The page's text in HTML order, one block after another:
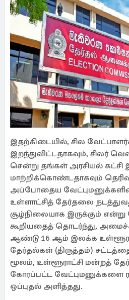
இதற்கிடையில், சில
இறந்துவிட்டதாகவும், சிலர்
சென்று தங்கள் அரசியல்
மாற்றிக்கொண்டதாகவும்
அப்போதைய
உள்ளாட்சித் தேர்தலை
சூழ்நிலையாக இருக்கும்
கூறியதைத் தொடர்ந்து,
ஆண்டு 16 ஆம் இலக்க
தேர்தல்கள் (திருத்தம்)
மூலம், உள்ளூராட்சி மன்றத்
கோரப்பட்ட வேட்புமனுக்களை
ஒப்புதல் அளித்தது.